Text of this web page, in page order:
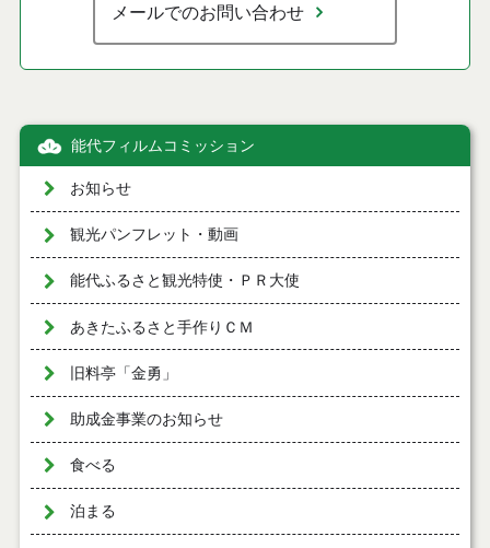
メールでのお問い合わせ
能代フィルムコミッション
お知らせ
観光パンフレット・動画
能代ふるさと観光特使・ＰＲ大使
あきたふるさと手作りＣＭ
旧料亭「金勇」
助成金事業のお知らせ
食べる
泊まる